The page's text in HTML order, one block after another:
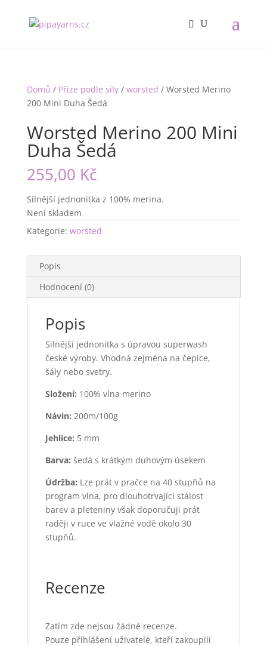
Domů / Příze podle síly/ worsted / Worsted Merino
200 Mini Duha Šedá
Worsted Merino 200 Mini
Duha Šedá
255,00 Kč
Silnější jednonitka z 100% merina.
Není skladem
Kategorie: worsted
Popis
Hodnocení (0)
Popis
Silnější jednonitka s úpravou superwash
české výroby. Vhodná zejména na čepice,
šály nebo svetry.
Složení: 100% vlna merino
Návin: 200m/100g
Jehlice: 5 mm
Barva: šedá s krátkým duhovým úsekem
Údržba: Lze prát v pračce na 40 stupňů na
program vlna, pro dlouhotrvající stálost
barev a pleteniny však doporučuji prát
raději v ruce ve vlažné vodě okolo 30
stupňů.
Recenze
Zatím zde nejsou žádné recenze.
Pouze přihlášení uživatelé, kteří zakoupili